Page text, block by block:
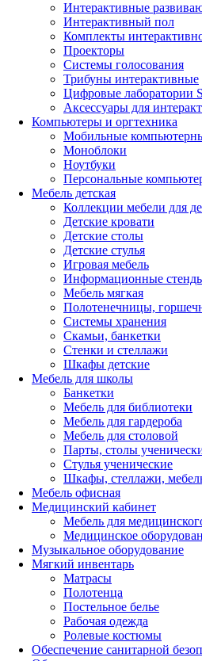
Интерактивные
Интерактивный пол
Комплекты
Проекторы
Системы голосования
Трибуны интерактивные
Цифровые лаборатории
Аксессуары для
Компьютеры и оргтехника
Мобильные
Моноблоки
Ноутбуки
Персональные
Мебель детская
Коллекции мебели для
Детские кровати
Детские столы
Детские стулья
Игровая мебель
Информационные
Мебель мягкая
Полотенечницы,
Системы хранения
Скамьи, банкетки
Стенки и стеллажи
Шкафы детские
Мебель для школы
Банкетки
Мебель для библиотеки
Мебель для гардероба
Мебель для столовой
Парты, столы
Стулья ученические
Шкафы, стеллажи,
Мебель офисная
Медицинский кабинет
Мебель для
Медицинское
Музыкальное оборудование
Мягкий инвентарь
Матрасы
Полотенца
Постельное белье
Рабочая одежда
Ролевые костюмы
Обеспечение санитарной